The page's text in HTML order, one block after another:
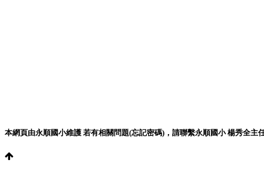
本網頁由永順國小維護 若有相關問題(忘記密碼)，請聯繫永順國小 楊秀全主